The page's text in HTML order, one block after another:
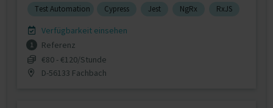
Test Automation
Cypress Jest NgRx RxJS
Verfügbarkeit einsehen
1
Referenz
€80 - €120/Stunde
D-56133 Fachbach